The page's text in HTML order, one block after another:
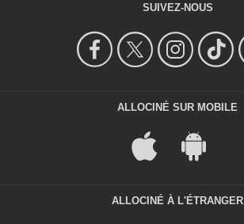
SUIVEZ-NOUS
ALLOCINÉ SUR MOBILE
ALLOCINÉ À L'ÉTRANGER